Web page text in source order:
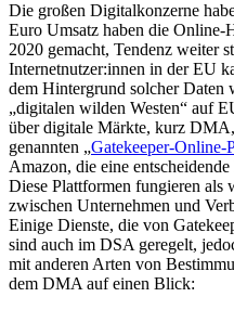
Die großen Digitalkonzerne
Euro Umsatz haben die
2020 gemacht, Tendenz weiter
Internetnutzer:innen in der EU
dem Hintergrund solcher Daten
„digitalen wilden Westen“ auf
über digitale Märkte, kurz
genannten „Gatekeeper-Online-
Amazon, die eine
Diese Plattformen fungieren als
zwischen Unternehmen und
Einige Dienste, die von
sind auch im DSA geregelt,
mit anderen Arten von
dem DMA auf einen Blick: